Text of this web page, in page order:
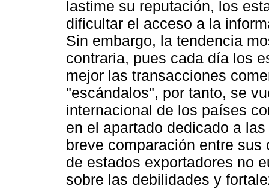
lastime su reputación, los
dificultar el acceso a la
Sin embargo, la tendencia
contraria, pues cada día los
mejor las transacciones
"escándalos", por tanto, se
internacional de los países
en el apartado dedicado a
breve comparación entre
de estados exportadores no
sobre las debilidades y